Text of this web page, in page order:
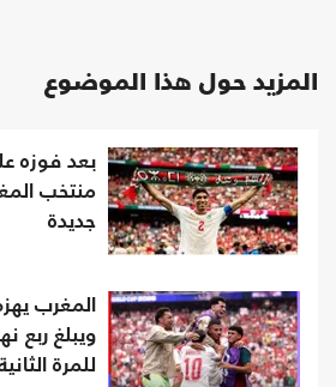
المزيد حول هذا الموضوع
بعد فوزه
منتخب
جديدة
المغرب
ويبلغ ربع
للمرة